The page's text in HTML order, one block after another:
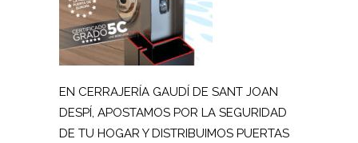
EN CERRAJERÍA GAUDÍ DE SANT JOAN
DESPÍ, APOSTAMOS POR LA SEGURIDAD
DE TU HOGAR Y DISTRIBUIMOS PUERTAS